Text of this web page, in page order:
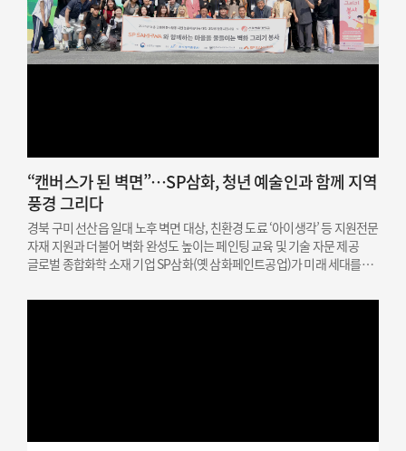
“캔버스가 된 벽면”…SP삼화, 청년 예술인과 함께 지역
풍경 그리다
경북 구미 선산읍 일대 노후 벽면 대상, 친환경 도료 ‘아이생각’ 등 지원전문
자재 지원과 더불어 벽화 완성도 높이는 페인팅 교육 및 기술 자문 제공
글로벌 종합화학 소재 기업 SP삼화(옛 삼화페인트공업)가 미래 세대를
성공적으로 마쳤다고 밝혔다. SP삼화는…